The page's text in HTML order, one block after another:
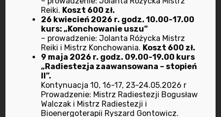
wrzesień 2022
lipiec 2022
czerwiec 2022
maj 2022
kwiecień 2022
Reiki. Koszt 600 zł.
26 kwiecień 2026 r. godz. 10.00-17.00
kurs: „Konchowanie uszu”
– prowadzenie: Jolanta Różycka Mistrz
Reiki i Mistrz Konchowania. Koszt 600 zł.
9 maja 2026 r. godz. 09.00-19.00 kurs
„Radiestezja zaawansowana – stopień
II”.
Kontynuacja 10, 16-17, 23-24.05.2026 r
Prowadzenie: Mistrz Radiestezji Bogusław
Walczak i Mistrz Radiestezji i
Bioenergoterapii Ryszard Gontowicz.